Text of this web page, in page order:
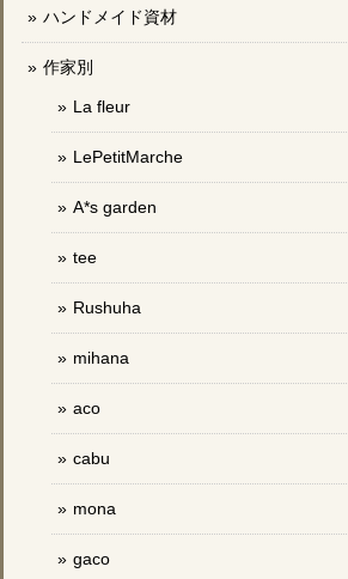
ハンドメイド資材
作家別
La fleur
LePetitMarche
A*s garden
tee
Rushuha
mihana
aco
cabu
mona
gaco